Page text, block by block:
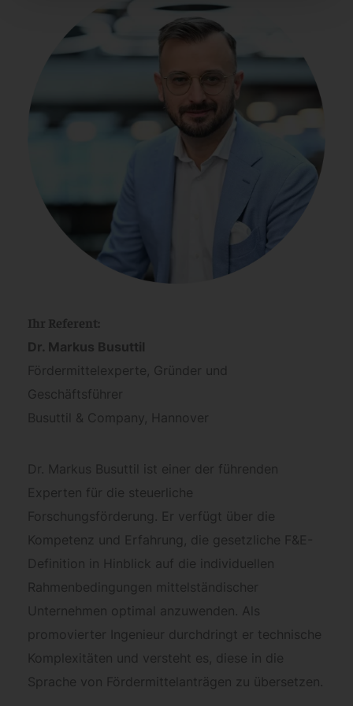
Ihr Referent:
Dr. Markus Busuttil
Fördermittelexperte, Gründer und
Geschäftsführer
Busuttil & Company, Hannover
Dr. Markus Busuttil ist einer der führenden
Experten für die steuerliche
Forschungsförderung. Er verfügt über die
Kompetenz und Erfahrung, die gesetzliche F&E-
Definition in Hinblick auf die individuellen
Rahmenbedingungen mittelständischer
Unternehmen optimal anzuwenden. Als
promovierter Ingenieur durchdringt er technische
Komplexitäten und versteht es, diese in die
Sprache von Fördermittelanträgen zu übersetzen.